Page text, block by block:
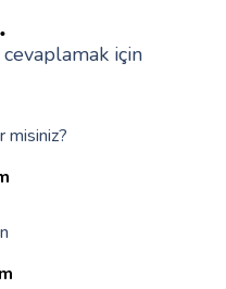
için
misiniz?